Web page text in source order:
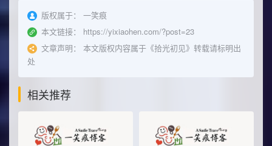
版权属于：
一笑痕
本文链接：
https://yixiaohen.com/?post=23
文章声明：
本文版权内容属于《拾光初见》转载请标明出
处
相关推荐